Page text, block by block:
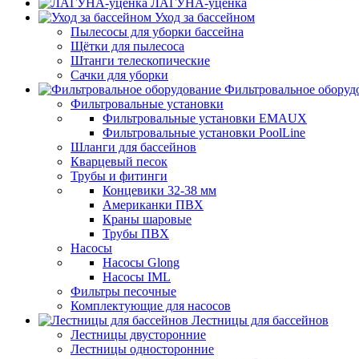
ЛАГУНА-уценка
Уход за бассейном
Пылесосы для уборки бассейна
Щётки для пылесоса
Штанги телескопические
Сачки для уборки
Фильтровальное
Фильтровальные установки
Фильтровальные установки EMAUX
Фильтровальные установки PoolLine
Шланги для бассейнов
Кварцевый песок
Трубы и фитинги
Концевики 32-38 мм
Американки ПВХ
Краны шаровые
Трубы ПВХ
Насосы
Насосы Glong
Насосы IML
Фильтры песочные
Комплектующие для насосов
Лестницы для бассейнов
Лестницы двусторонние
Лестницы односторонние